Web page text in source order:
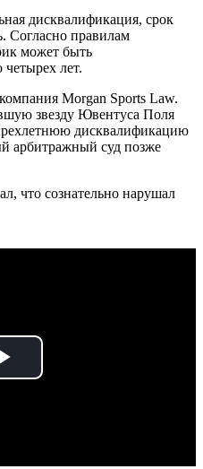
дисквалификация, срок
Согласно правилам
может быть
лет.
Morgan Sports Law.
звезду Ювентуса Поля
дисквалификацию
арбитражный суд позже
что сознательно нарушал
Play